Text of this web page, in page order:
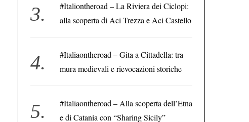
#Italiontheroad – La Riviera dei Ciclopi:
alla scoperta di Aci Trezza e Aci Castello
#Italiaontheroad – Gita a Cittadella: tra
mura medievali e rievocazioni storiche
#Italiaontheroad – Alla scoperta dell’Etna
e di Catania con “Sharing Sicily”